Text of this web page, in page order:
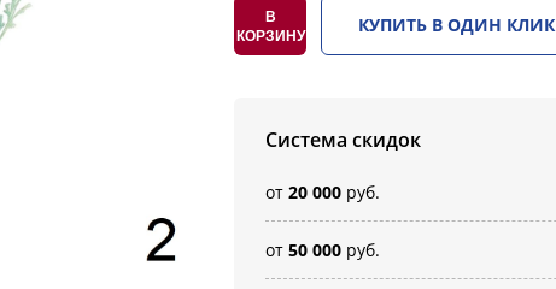
В
КОРЗИНУ
КУПИТЬ В ОДИН КЛИК
Система скидок
от20 000 руб.
от50 000 руб.